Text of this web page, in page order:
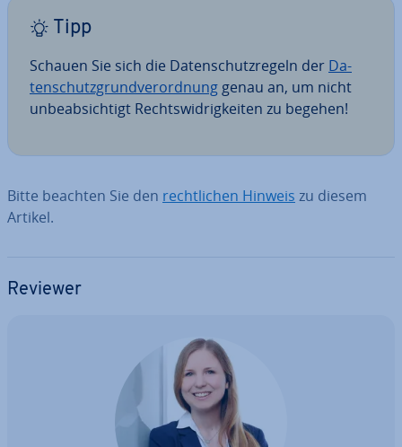
Tipp
Schauen Sie sich die Da­ten­schutz­re­geln der Da­
ten­schutz­grund­ver­ord­nung genau an, um nicht
un­be­ab­sich­tigt Rechts­wid­rig­kei­ten zu begehen!
Bitte beachten Sie den recht­li­chen Hinweis zu diesem
Artikel.
Reviewer